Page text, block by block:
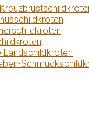
Landschildkröten